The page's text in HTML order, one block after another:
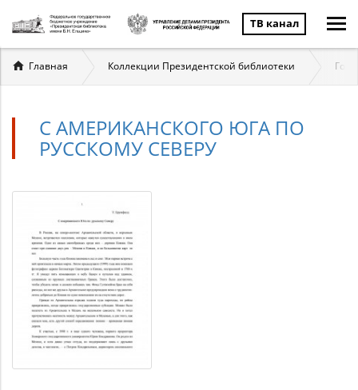
ТВ канал
Вы
здесь
Главная Коллекции Президентской библиотеки
С АМЕРИКАНСКОГО ЮГА ПО
РУССКОМУ СЕВЕРУ